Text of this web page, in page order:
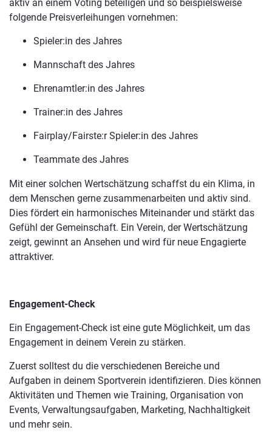
aktiv an einem Voting beteiligen und so beispielsweise
folgende Preisverleihungen vornehmen:
Spieler:in des Jahres
Mannschaft des Jahres
Ehrenamtler:in des Jahres
Trainer:in des Jahres
Fairplay/Fairste:r Spieler:in des Jahres
Teammate des Jahres
Mit einer solchen Wertschätzung schaffst du ein Klima, in
dem Menschen gerne zusammenarbeiten und aktiv sind.
Dies fördert ein harmonisches Miteinander und stärkt das
Gefühl der Gemeinschaft. Ein Verein, der Wertschätzung
zeigt, gewinnt an Ansehen und wird für neue Engagierte
attraktiver.
Engagement-Check
Ein Engagement-Check ist eine gute Möglichkeit, um das
Engagement in deinem Verein zu stärken.
Zuerst solltest du die verschiedenen Bereiche und
Aufgaben in deinem Sportverein identifizieren. Dies können
Aktivitäten und Themen wie Training, Organisation von
Events, Verwaltungsaufgaben, Marketing, Nachhaltigkeit
und mehr sein.